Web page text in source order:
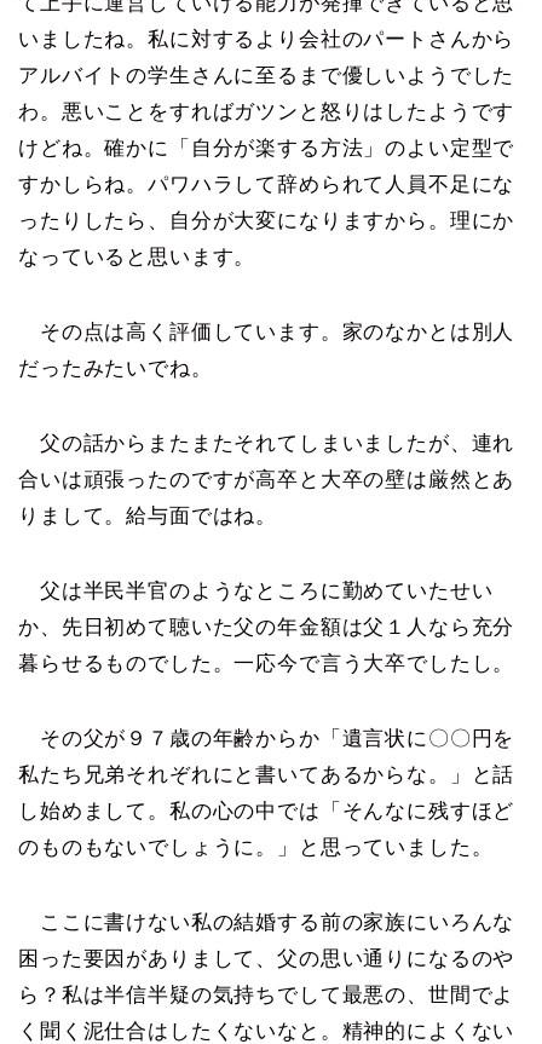
いましたね。私に対するより会社のパートさんから
アルバイトの学生さんに至るまで優しいようでした
わ。悪いことをすればガツンと怒りはしたようです
けどね。確かに「自分が楽する方法」のよい定型で
すかしらね。パワハラして辞められて人員不足にな
ったりしたら、自分が大変になりますから。理にか
なっていると思います。
その点は高く評価しています。家のなかとは別人
だったみたいでね。
父の話からまたまたそれてしまいましたが、連れ
合いは頑張ったのですが高卒と大卒の壁は厳然とあ
りまして。給与面ではね。
父は半民半官のようなところに勤めていたせい
か、先日初めて聴いた父の年金額は父１人なら充分
暮らせるものでした。一応今で言う大卒でしたし。
その父が９７歳の年齢からか「遺言状に〇〇円を
私たち兄弟それぞれにと書いてあるからな。」と話
し始めまして。私の心の中では「そんなに残すほど
のものもないでしょうに。」と思っていました。
ここに書けない私の結婚する前の家族にいろんな
困った要因がありまして、父の思い通りになるのや
ら？私は半信半疑の気持ちでして最悪の、世間でよ
く聞く泥仕合はしたくないなと。精神的によくない